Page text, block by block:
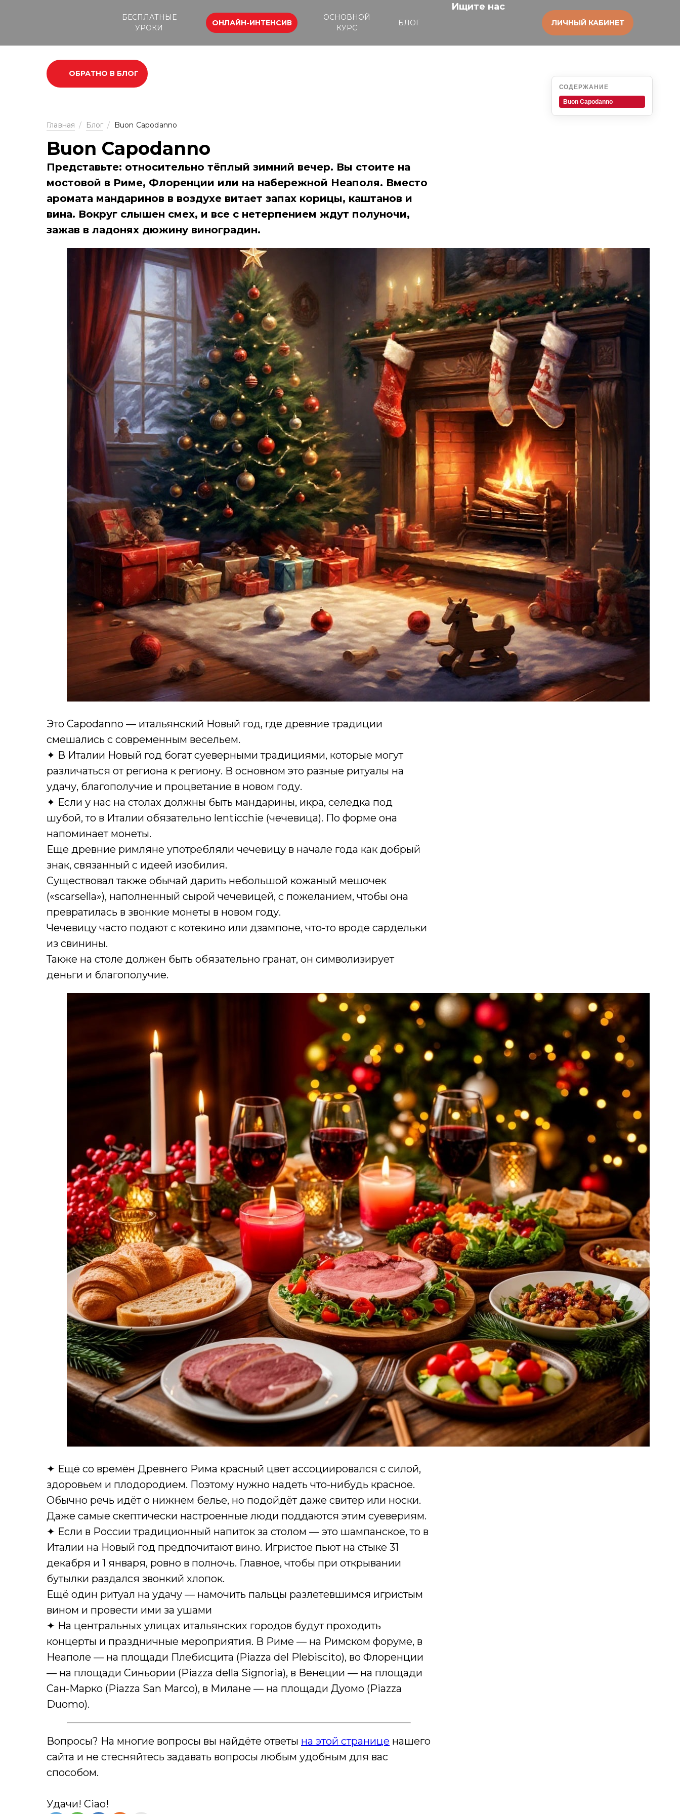
БЕСПЛАТНЫЕ
УРОКИ
ОНЛАЙН-ИНТЕНСИВ
ОСНОВНОЙ
КУРС
БЛОГ ЛИЧНЫЙ КАБИНЕТ
Ищите нас
ОБРАТНО В БЛОГ
Главная / Блог / Buon Capodanno
Buon Capodanno
Представьте: относительно тёплый зимний вечер. Вы стоите на
мостовой в Риме, Флоренции или на набережной Неаполя. Вместо
аромата мандаринов в воздухе витает запах корицы, каштанов и
вина. Вокруг слышен смех, и все с нетерпением ждут полуночи,
зажав в ладонях дюжину виноградин.
Это Capodanno — итальянский Новый год, где древние традиции
смешались с современным весельем.
✦ В Италии Новый год богат суеверными традициями, которые могут
различаться от региона к региону. В основном это разные ритуалы на
удачу, благополучие и процветание в новом году.
✦ Если у нас на столах должны быть мандарины, икра, селедка под
шубой, то в Италии обязательно lenticchie (чечевица). По форме она
напоминает монеты.
Еще древние римляне употребляли чечевицу в начале года как добрый
знак, связанный с идеей изобилия.
Существовал также обычай дарить небольшой кожаный мешочек
(«scarsella»), наполненный сырой чечевицей, с пожеланием, чтобы она
превратилась в звонкие монеты в новом году.
Чечевицу часто подают с котекино или дзампоне, что-то вроде сардельки
из свинины.
Также на столе должен быть обязательно гранат, он символизирует
деньги и благополучие.
✦ Ещё со времён Древнего Рима красный цвет ассоциировался с силой,
здоровьем и плодородием. Поэтому нужно надеть что-нибудь красное.
Обычно речь идёт о нижнем белье, но подойдёт даже свитер или носки.
Даже самые скептически настроенные люди поддаются этим суевериям.
✦ Если в России традиционный напиток за столом — это шампанское, то в
Италии на Новый год предпочитают вино. Игристое пьют на стыке 31
декабря и 1 января, ровно в полночь. Главное, чтобы при открывании
бутылки раздался звонкий хлопок.
Ещё один ритуал на удачу — намочить пальцы разлетевшимся игристым
вином и провести ими за ушами
✦ На центральных улицах итальянских городов будут проходить
концерты и праздничные мероприятия. В Риме — на Римском форуме, в
Неаполе — на площади Плебисцита (Piazza del Plebiscito), во Флоренции
— на площади Синьории (Piazza della Signoria), в Венеции — на площади
Сан-Марко (Piazza San Marco), в Милане — на площади Дуомо (Piazza
Duomo).
Вопросы? На многие вопросы вы найдёте ответы на этой странице нашего
сайта и не стесняйтесь задавать вопросы любым удобным для вас
способом.
Удачи! Ciao!
СОДЕРЖАНИЕ
Buon Capodanno